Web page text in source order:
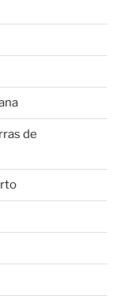
de